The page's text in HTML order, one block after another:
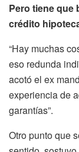
Pero tiene que
crédito
“Hay muchas
eso redunda
acotó el ex
experiencia de
garantías”.
Otro punto que